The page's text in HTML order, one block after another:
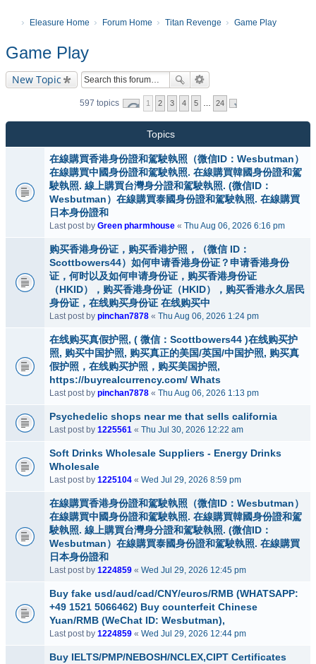
Eleasure Home Forum Home Titan Revenge Game Play
Game Play
New Topic
597 topics 1 2 3 4 5 24
Topics
在線購買香港身份證和駕駛執照（微信ID：Wesbutman）
在線購買中國身份證和駕駛執照. 在線購買韓國身份證和駕
駛執照. 線上購買台灣身分證和駕駛執照. (微信ID：
Wesbutman）在線購買泰國身份證和駕駛執照. 在線購買
日本身份證和
Last post by Green pharmhouse « Thu Aug 06, 2026 6:16 pm
购买香港身份证，购买香港护照，（微信 ID：
Scottbowers44）如何申请香港身份证？申请香港身份
证，何时以及如何申请身份证，购买香港身份证
（HKID），购买香港身份证（HKID），购买香港永久居民
身份证，在线购买身份证 在线购买中
Last post by pinchan7878 « Thu Aug 06, 2026 1:24 pm
在线购买真假护照, ( 微信：Scottbowers44 )在线购买护
照, 购买中国护照, 购买真正的美国/英国/中国护照, 购买真
假护照，在线购买护照，购买美国护照,
https://buyrealcurrency.com/ Whats
Last post by pinchan7878 « Thu Aug 06, 2026 1:13 pm
Psychedelic shops near me that sells california
Last post by 1225561 « Thu Jul 30, 2026 12:22 am
Soft Drinks Wholesale Suppliers - Energy Drinks
Wholesale
Last post by 1225104 « Wed Jul 29, 2026 8:59 pm
在線購買香港身份證和駕駛執照（微信ID：Wesbutman）
在線購買中國身份證和駕駛執照. 在線購買韓國身份證和駕
駛執照. 線上購買台灣身分證和駕駛執照. (微信ID：
Wesbutman）在線購買泰國身份證和駕駛執照. 在線購買
日本身份證和
Last post by 1224859 « Wed Jul 29, 2026 12:45 pm
Buy fake usd/aud/cad/CNY/euros/RMB (WHATSAPP:
+49 1521 5066462) Buy counterfeit Chinese
Yuan/RMB (WeChat ID: Wesbutman),
Last post by 1224859 « Wed Jul 29, 2026 12:44 pm
Buy IELTS/PMP/NEBOSH/NCLEX,CIPT Certificates